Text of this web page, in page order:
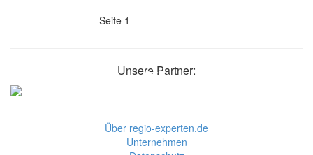
Seite 1
Unsere Partner:
Über regio-experten.de
Unternehmen